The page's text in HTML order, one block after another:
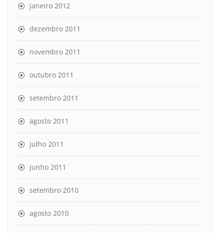
janeiro 2012
dezembro 2011
novembro 2011
outubro 2011
setembro 2011
agosto 2011
julho 2011
junho 2011
setembro 2010
agosto 2010